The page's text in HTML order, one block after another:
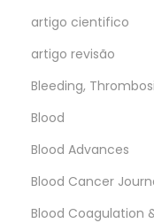
artigo cientifico
artigo revisão
Bleeding,
Blood
Blood Advances
Blood Cancer
Blood Coagulation